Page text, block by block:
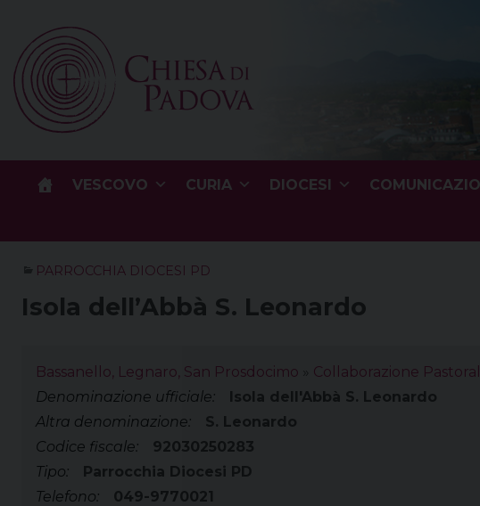
content
VESCOVO CURIA DIOCESI
PARROCCHIA DIOCESI PD
Isola dell’Abbà S. Leonardo
Bassanello, Legnaro, San Prosdocimo Collaborazione
Denominazione ufficiale:
Isola dell'Abbà S. Leonardo
Altra denominazione:
S. Leonardo
Codice fiscale:
92030250283
Tipo:
Parrocchia Diocesi PD
Telefono:
049-9770021